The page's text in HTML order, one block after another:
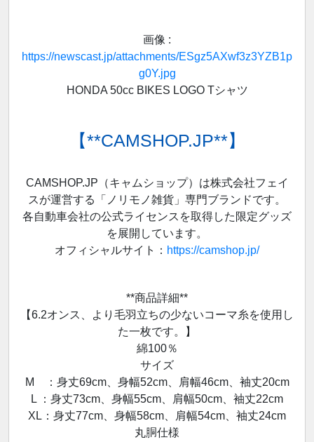
画像 :
https://newscast.jp/attachments/ESgz5AXwf3z3YZB1p
g0Y.jpg
HONDA 50cc BIKES LOGO Tシャツ
【**CAMSHOP.JP**】
CAMSHOP.JP（キャムショップ）は株式会社フェイ
スが運営する「ノリモノ雑貨」専門ブランドです。
各自動車会社の公式ライセンスを取得した限定グッズ
を展開しています。
オフィシャルサイト： https://camshop.jp/
**商品詳細**
【6.2オンス、より毛羽立ちの少ないコーマ糸を使用し
た一枚です。】
綿100％
サイズ
M ：身丈69cm、身幅52cm、肩幅46cm、袖丈20cm
L ：身丈73cm、身幅55cm、肩幅50cm、袖丈22cm
XL：身丈77cm、身幅58cm、肩幅54cm、袖丈24cm
丸胴仕様